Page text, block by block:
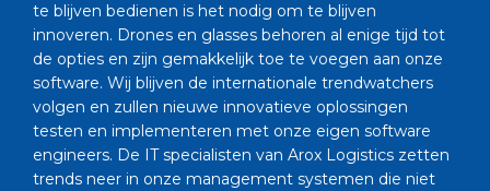
te blijven bedienen is het nodig om te blijven
innoveren. Drones en glasses behoren al enige tijd tot
de opties en zijn gemakkelijk toe te voegen aan onze
software. Wij blijven de internationale trendwatchers
volgen en zullen nieuwe innovatieve oplossingen
testen en implementeren met onze eigen software
engineers. De IT specialisten van Arox Logistics zetten
trends neer in onze management systemen die niet